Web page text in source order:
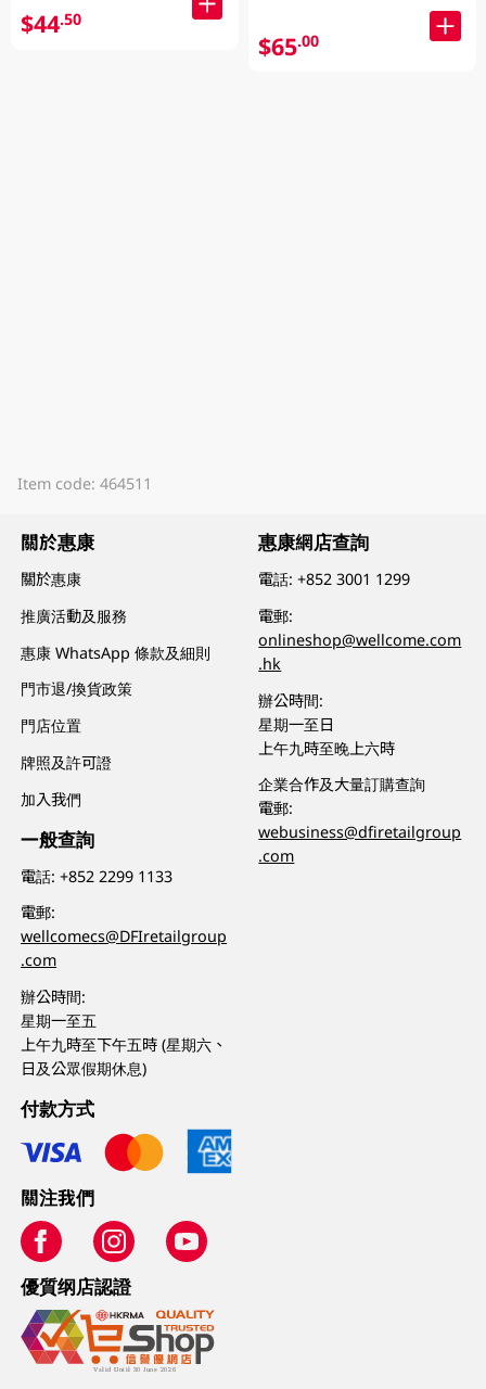
$44.50
$65.00
Item code: 464511
關於惠康
關於惠康
推廣活動及服務
惠康 WhatsApp 條款及細則
門市退/換貨政策
門店位置
牌照及許可證
加入我們
一般查詢
電話:+852 2299 1133
電郵:
wellcomecs@DFIretailgroup
.com
辦公時間:
星期一至五
上午九時至下午五時 (星期六、
日及公眾假期休息)
惠康網店查詢
電話:+852 3001 1299
電郵:
onlineshop@wellcome.com
.hk
辦公時間:
星期一至日
上午九時至晚上六時
企業合作及大量訂購查詢
電郵:
webusiness@dfiretailgroup
.com
付款方式
關注我們
優質纲店認證